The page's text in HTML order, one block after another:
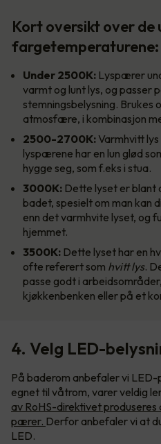
Kort oversikt over de
fargetemperaturene:
Under 2500K: Lyspærer
varmt og lunt lys, og passer
stemningsbelysning. Brukes
atmosfære, i kombinasjon
2500-2700K: Varmhvitt
lyspærene har en lun glød
hygge seg, som f.eks i stua.
3000K: Dette lyset er blant
badet, spesielt om man kan
enn det varmhvite lyset, og
hjemmet.
3500K: Dette lyset har en
ofte referert som hvitt lys.
passe godt i
kjøkkenbenken eller på et
4. Velg LED-
På baderom anbefaler vi
egnet til våtrom, varer veldig
av RoHS-direktivet
pærer. Derfor anbefaler vi at
LED.